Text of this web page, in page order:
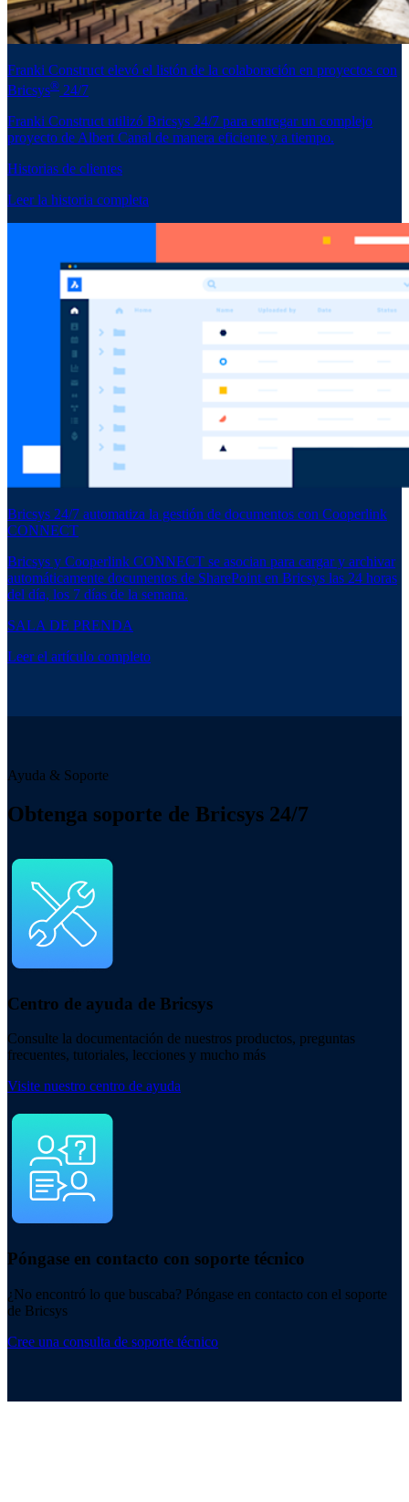
Franki Construct elevó el listón de la colaboración en proyectos con
Bricsys® 24/7
Franki Construct utilizó Bricsys 24/7 para entregar un complejo
proyecto de Albert Canal de manera eficiente y a tiempo.
Historias de clientes
Leer la historia completa
Bricsys 24/7 automatiza la gestión de documentos con Cooperlink
CONNECT
Bricsys y Cooperlink CONNECT se asocian para cargar y archivar
automáticamente documentos de SharePoint en Bricsys las 24 horas
del día, los 7 días de la semana.
SALA DE PRENDA
Leer el artículo completo
Ayuda & Soporte
Obtenga soporte de Bricsys 24/7
Centro de ayuda de Bricsys
Consulte la documentación de nuestros productos, preguntas
frecuentes, tutoriales, lecciones y mucho más
Visite nuestro centro de ayuda
Póngase en contacto con soporte técnico
¿No encontró lo que buscaba? Póngase en contacto con el soporte
de Bricsys
Cree una consulta de soporte técnico